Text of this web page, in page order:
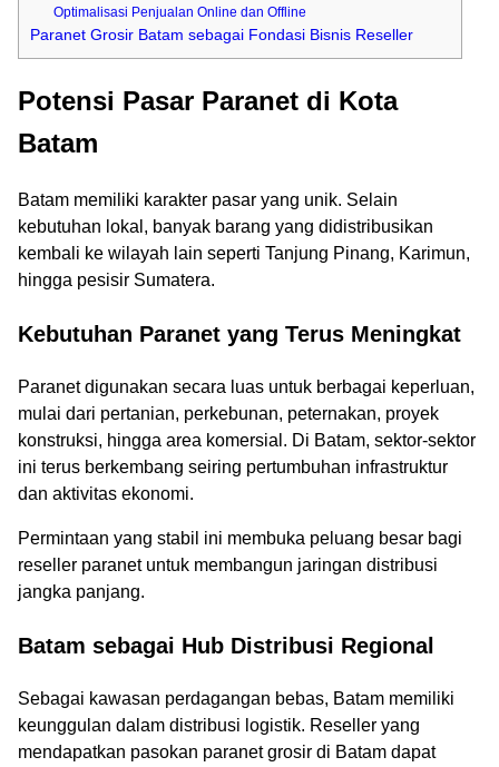
Optimalisasi Penjualan Online dan Offline
Paranet Grosir Batam sebagai Fondasi Bisnis Reseller
Potensi Pasar Paranet di Kota
Batam
Batam memiliki karakter pasar yang unik. Selain
kebutuhan lokal, banyak barang yang didistribusikan
kembali ke wilayah lain seperti Tanjung Pinang, Karimun,
hingga pesisir Sumatera.
Kebutuhan Paranet yang Terus Meningkat
Paranet digunakan secara luas untuk berbagai keperluan,
mulai dari pertanian, perkebunan, peternakan, proyek
konstruksi, hingga area komersial. Di Batam, sektor-sektor
ini terus berkembang seiring pertumbuhan infrastruktur
dan aktivitas ekonomi.
Permintaan yang stabil ini membuka peluang besar bagi
reseller paranet untuk membangun jaringan distribusi
jangka panjang.
Batam sebagai Hub Distribusi Regional
Sebagai kawasan perdagangan bebas, Batam memiliki
keunggulan dalam distribusi logistik. Reseller yang
mendapatkan pasokan paranet grosir di Batam dapat